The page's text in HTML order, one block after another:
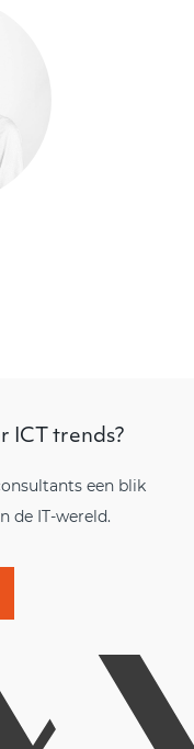
ICT trends?
een blik
de IT-wereld.